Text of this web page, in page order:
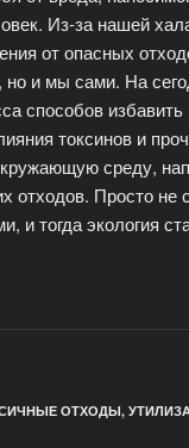
Из-за нашей
от опасных
но и мы сами. На
способов
токсинов и
среду,
отходов. Просто не
и тогда экология
ОТХОДЫ,